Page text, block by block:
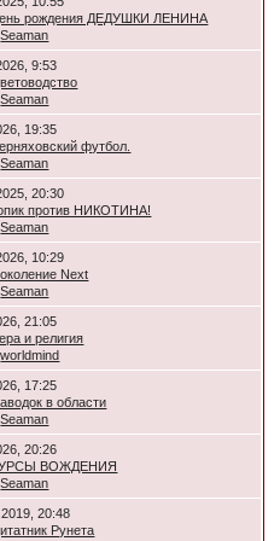
рождения ДЕДУШКИ ЛЕНИНА
Seaman
9:53
Seaman
19:35
футбол.
Seaman
20:30
против НИКОТИНА!
Seaman
10:29
Next
Seaman
21:05
и религия
worldmind
17:25
в области
Seaman
20:26
ВОЖДЕНИЯ
Seaman
20:48
Рунета